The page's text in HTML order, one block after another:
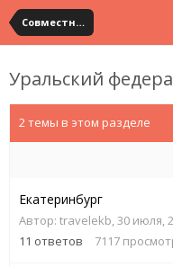
Совместные посылки YouCanBuy
Уральский
2 темы в этом разделе
Екатеринбург
Автор: travelekb,30 июля,
11 ответов 7117